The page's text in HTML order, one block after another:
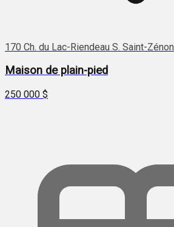
170 Ch. du Lac-Riendeau S. Saint-Zénon
Maison de plain-pied
250 000 $